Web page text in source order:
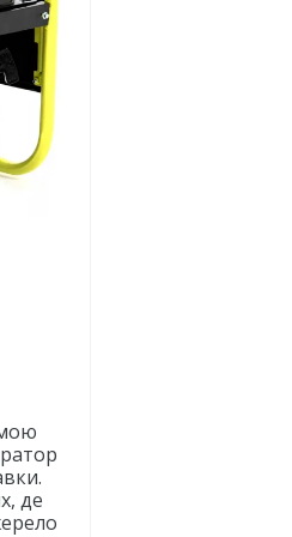
де